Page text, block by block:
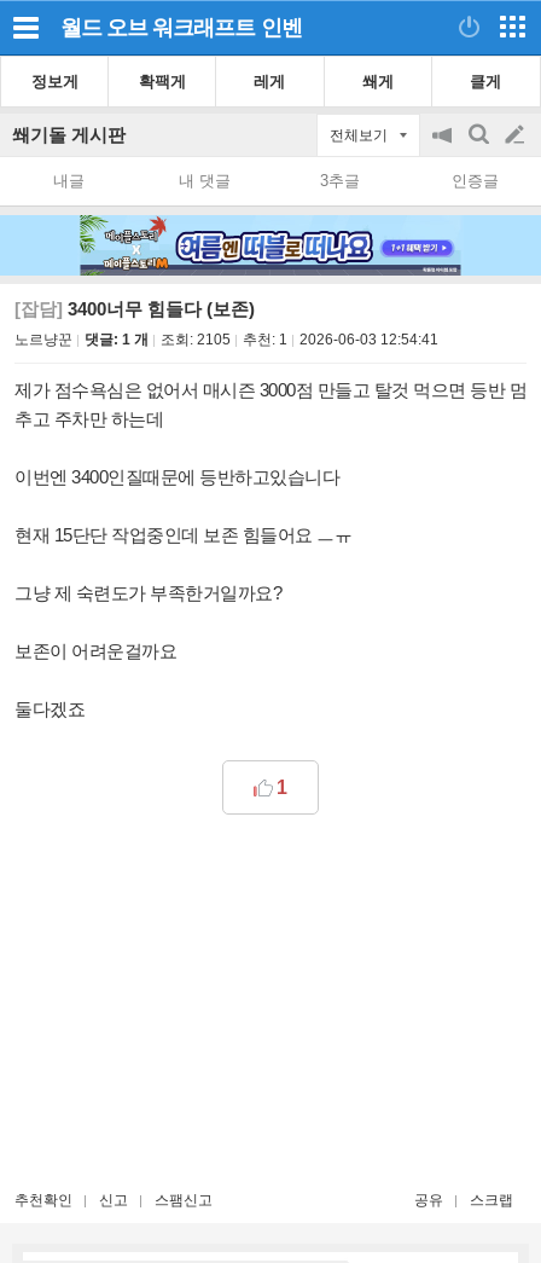
월드 오브 워크래프트 인벤
정보게 확팩게 레게 쐐게 클게
쐐기돌 게시판 전체보기
공
on/off
검
색
글
쓰
내글 내 댓글 3추글 인증글
[잡담] 3400너무 힘들다 (보존)
노르냥꾼 댓글: 1 개 조회: 2105 추천: 1 2026-06-03 12:54:41
제가 점수욕심은 없어서 매시즌 3000점 만들고 탈것 먹으면 등반 멈
추고 주차만 하는데
이번엔 3400인질때문에 등반하고있습니다
현재 15단단 작업중인데 보존 힘들어요 ㅡㅠ
그냥 제 숙련도가 부족한거일까요?
보존이 어려운걸까요
둘다겠죠
1
추천확인 신고 스팸신고 공유 스크랩